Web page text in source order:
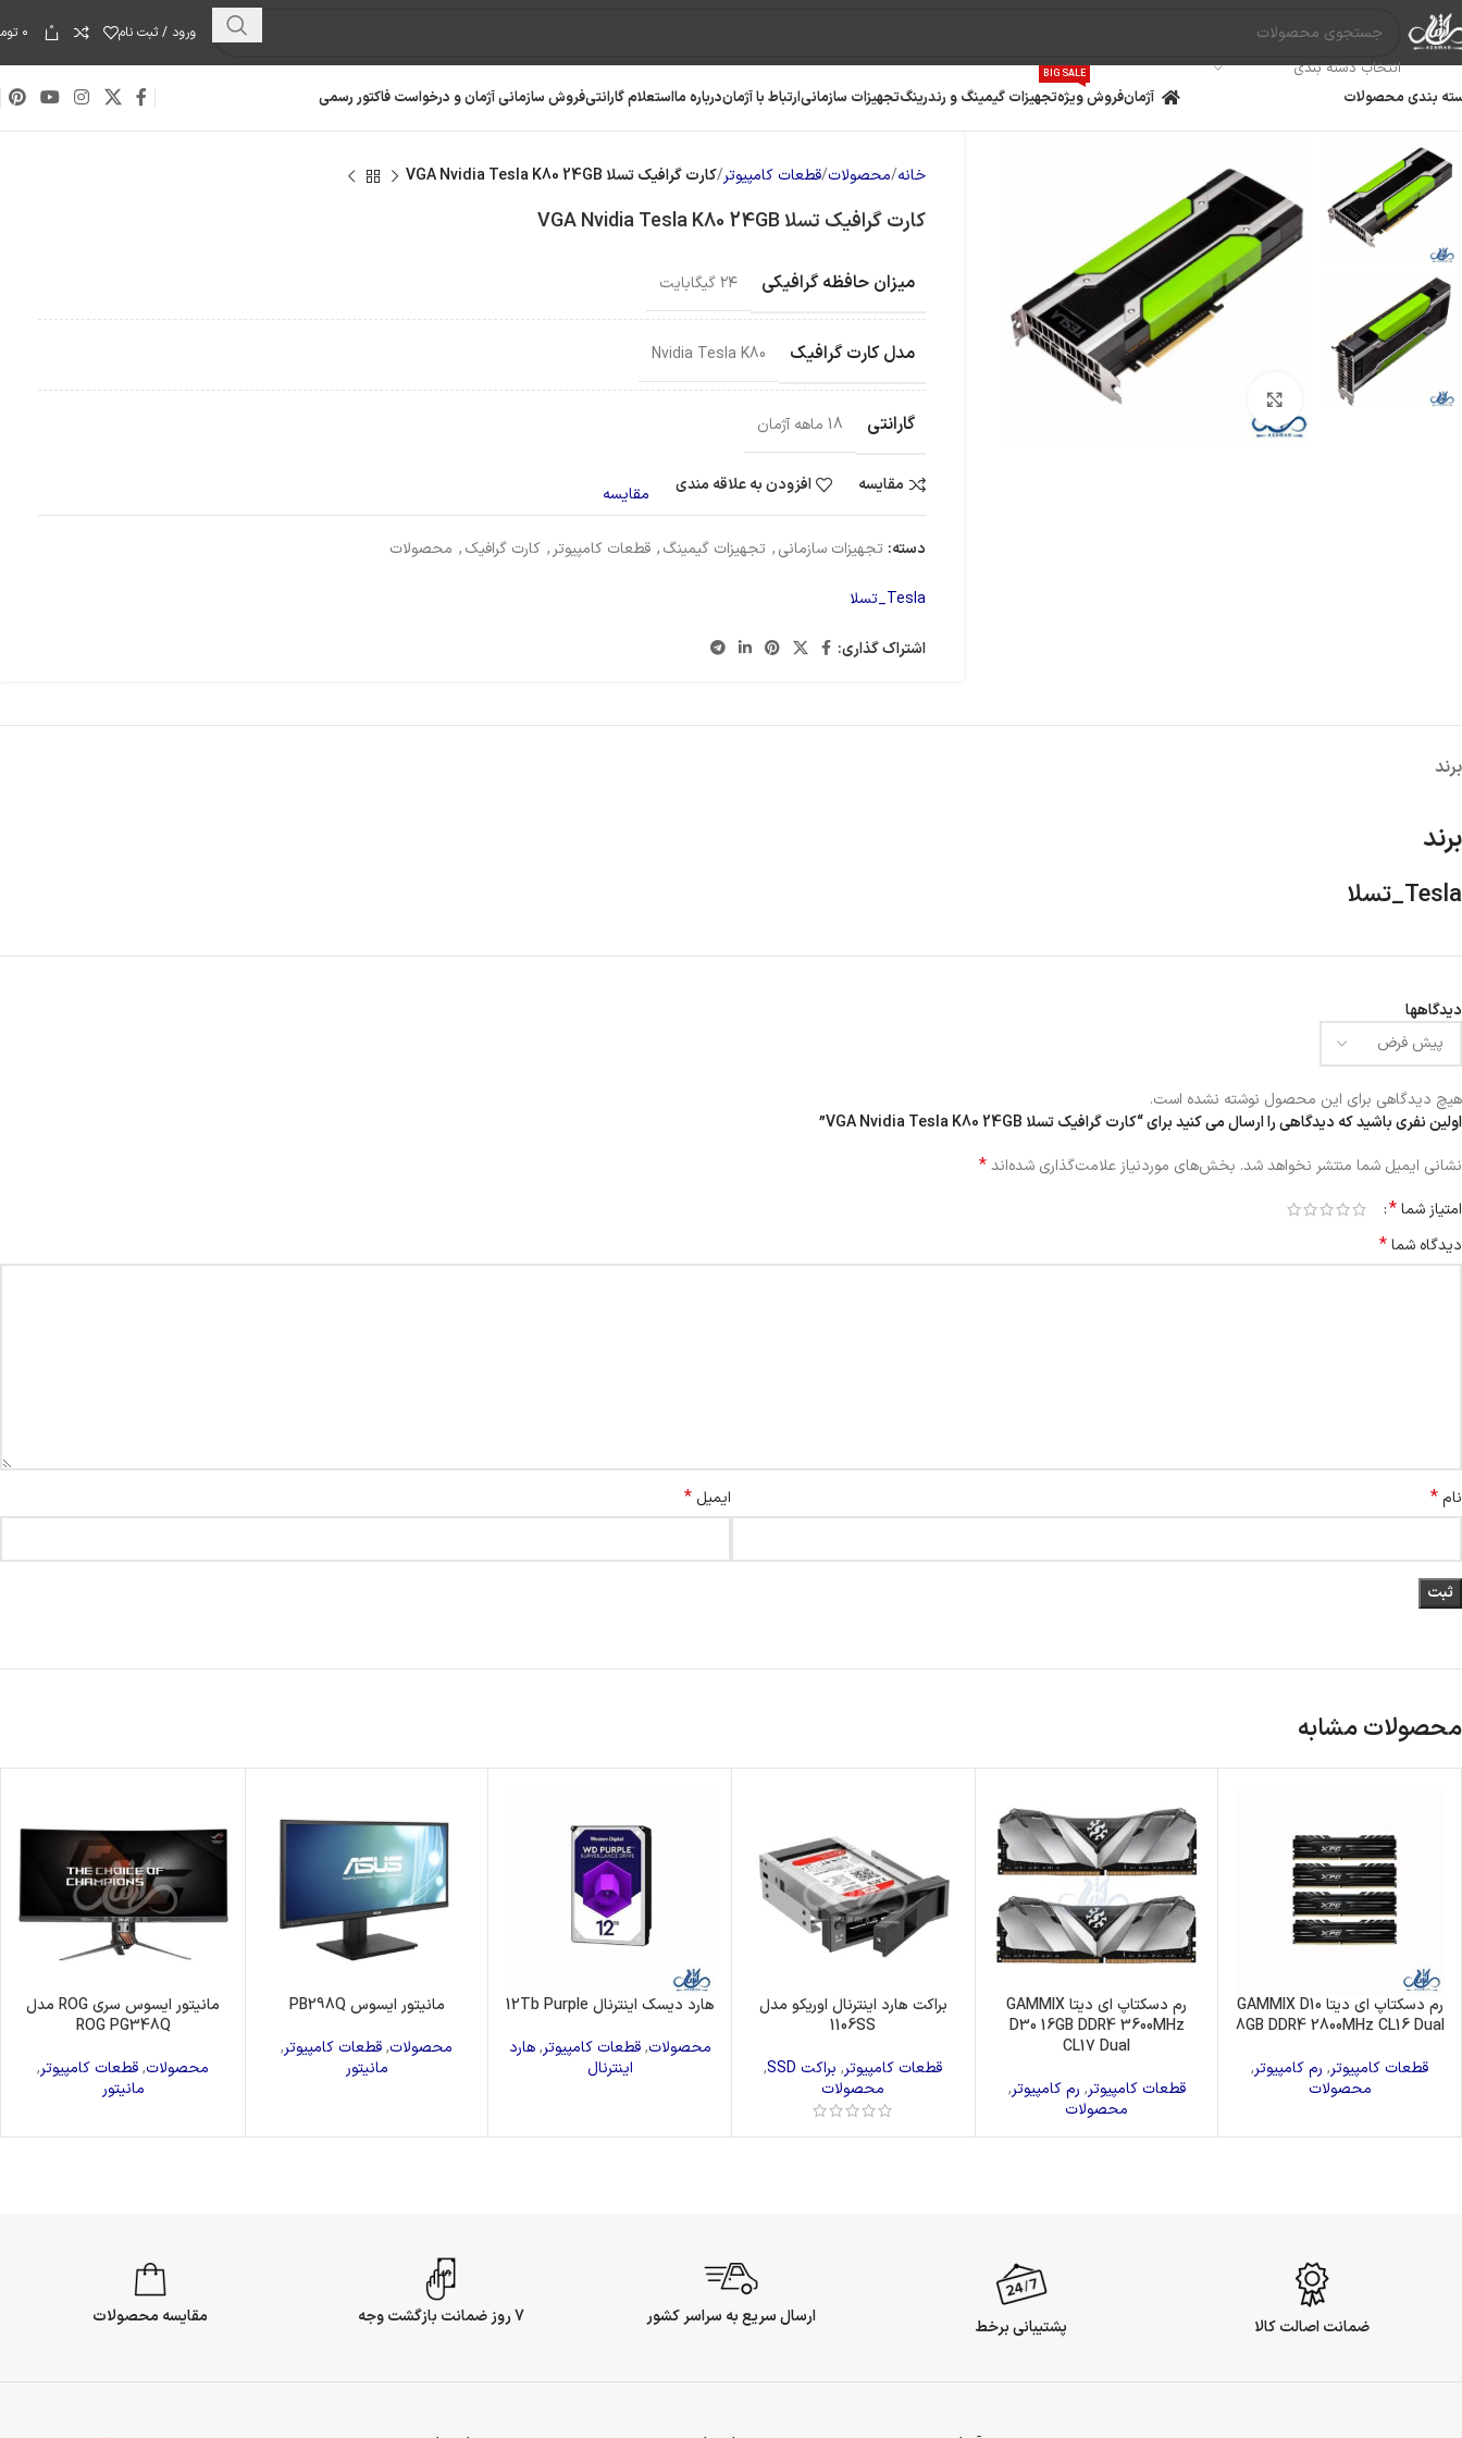
انتخاب دسته بندی
ورود / ثبت نام 0 ۰
بندی محصولات آژمانفروش ویژه
BIG SALE
تجهیزات گیمینگ و رندرینگتجهیزات سازمانیارتباط با آژماندرباره مااستعلام گارانتیفروش سازمانی آژمان و درخواست فاکتور رسمی
خانه محصولات قطعات کامپیوتر کارت گرافیک تسلا VGA Nvidia Tesla K80 24GB
کارت گرافیک تسلا VGA Nvidia Tesla K80 24GB
میزان حافظه گرافیکی ۲۴ گیگابایت
مدل کارت گرافیک Nvidia Tesla K80
گارانتی 18 ماهه آژمان
مقایسه افزودن به علاقه مندی مقایسه
دسته: تجهیزات سازمانی, تجهیزات گیمینگ, قطعات کامپیوتر , کارت گرافیک, محصولات
Tesla_تسلا
اشتراک گذاری:
برند
برند
Tesla_تسلا
دیدگاهها
هیچ دیدگاهی برای این محصول نوشته نشده است.
اولین نفری باشید که دیدگاهی را ارسال می کنید برای “کارت گرافیک تسلا VGA Nvidia Tesla K80 24GB”
نشانی ایمیل شما منتشر نخواهد شد. بخش‌های موردنیاز علامت‌گذاری شده‌اند*
امتیاز شما*
دیدگاه شما*
نام* ایمیل *
محصولات مشابه
رم دسکتاپ ای دیتا GAMMIX D10
8GB DDR4 2800MHz CL16 Dual
قطعات کامپیوتر, رم کامپیوتر,
محصولات
رم دسکتاپ ای دیتا GAMMIX
D30 16GB DDR4 3600MHz
CL17 Dual
قطعات کامپیوتر, رم کامپیوتر,
محصولات
براکت هارد اینترنال اوریکو مدل
1106SS
قطعات کامپیوتر, براکت SSD
,
محصولات
هارد دیسک اینترنال 12Tb Purple
محصولات,قطعات کامپیوتر,هارد
اینترنال
مانیتور ایسوس PB298Q
محصولات,قطعات کامپیوتر,
مانیتور
مانیتور ایسوس سری ROG مدل
ROG PG348Q
محصولات,قطعات کامپیوتر,
مانیتور
ضمانت اصالت کالا پشتیبانی برخط ارسال سریع به سراسر کشور 7 روز ضمانت بازگشت وجه مقایسه محصولات